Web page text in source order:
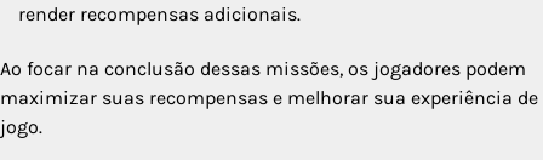
render recompensas adicionais.
Ao focar na conclusão dessas missões, os jogadores podem
maximizar suas recompensas e melhorar sua experiência de
jogo.